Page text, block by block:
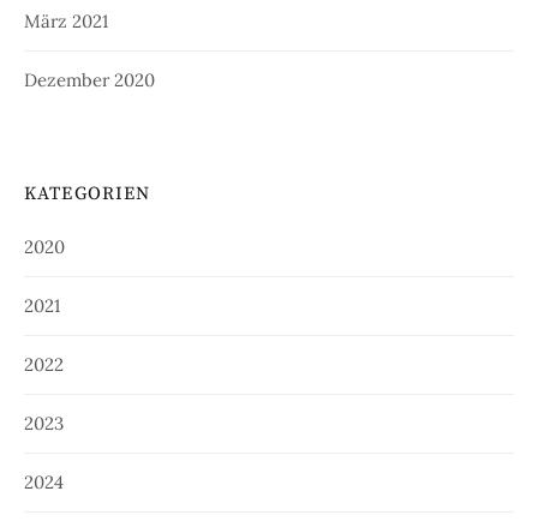
März 2021
Dezember 2020
KATEGORIEN
2020
2021
2022
2023
2024